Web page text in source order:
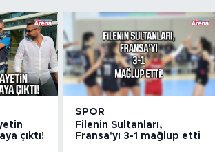
çıktı!
SPOR
Filenin Sultanları,
Fransa'yı 3-1 mağlup etti